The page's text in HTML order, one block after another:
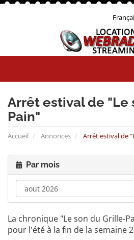
Arrêt estival de "Le
Pain"
Accueil Annonces Arrêt estival de
Par mois
La chronique "Le son du Grille-
pour l'été à la fin de la semaine